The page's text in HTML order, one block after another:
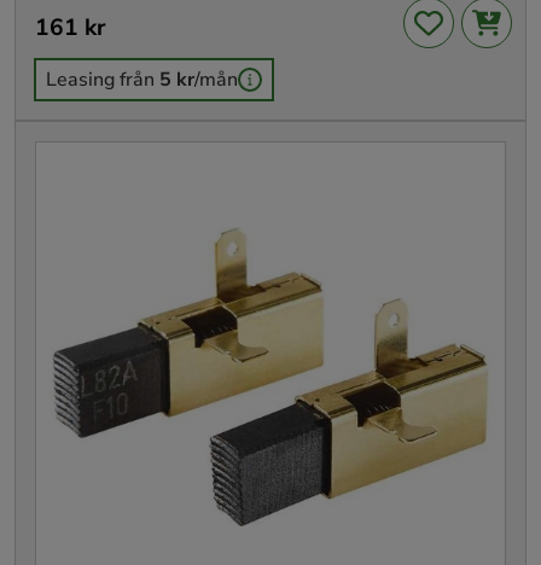
Pris: 161 kr
161 kr
Leasing från 5 kr/mån